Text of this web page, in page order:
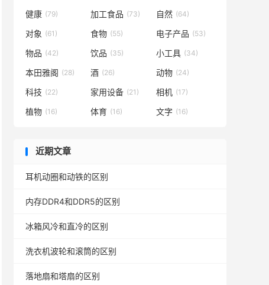
健康 (79) 加工食品 (73) 自然 (64)
对象 (61) 食物 (55) 电子产品 (53)
物品 (42) 饮品 (35) 小工具 (34)
本田雅阁 (28) 酒 (26) 动物 (24)
科技 (22) 家用设备 (21) 相机 (17)
植物 (16) 体育 (16) 文字 (16)
近期文章
耳机动圈和动铁的区别
内存DDR4和DDR5的区别
冰箱风冷和直冷的区别
洗衣机波轮和滚筒的区别
落地扇和塔扇的区别